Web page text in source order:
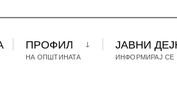
ПРОФИЛ
НА ОПШТИНАТА
ЈАВНИ
ИНФОРМИРАЈ СЕ